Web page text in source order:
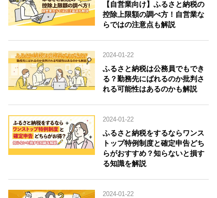
【自営業向け】ふるさと納税の
控除上限額の調べ方！自営業な
らではの注意点も解説
2024-01-22
ふるさと納税は公務員でもでき
る？勤務先にばれるのか批判さ
れる可能性はあるのかも解説
2024-01-22
ふるさと納税をするならワンス
トップ特例制度と確定申告どち
らがおすすめ？知らないと損す
る知識を解説
2024-01-22